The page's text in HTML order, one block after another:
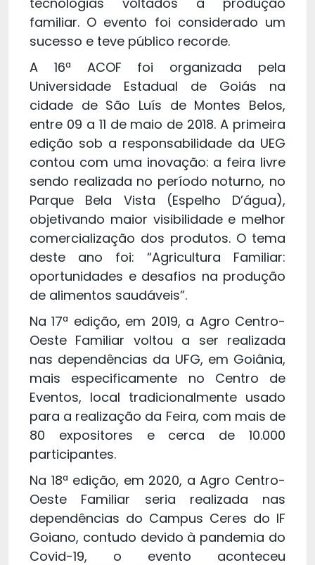
familiar. O evento foi considerado um
sucesso e teve público recorde.
A 16ª ACOF foi organizada pela
Universidade Estadual de Goiás na
cidade de São Luís de Montes Belos,
entre 09 a 11 de maio de 2018. A primeira
edição sob a responsabilidade da UEG
contou com uma inovação: a feira livre
sendo realizada no período noturno, no
Parque Bela Vista (Espelho D’água),
objetivando maior visibilidade e melhor
comercialização dos produtos. O tema
deste ano foi: “Agricultura Familiar:
oportunidades e desafios na produção
de alimentos saudáveis”.
Na 17ª edição, em 2019, a Agro Centro-
Oeste Familiar voltou a ser realizada
nas dependências da UFG, em Goiânia,
mais especificamente no Centro de
Eventos, local tradicionalmente usado
para a realização da Feira, com mais de
80 expositores e cerca de 10.000
participantes.
Na 18ª edição, em 2020, a Agro Centro-
Oeste Familiar seria realizada nas
dependências do Campus Ceres do IF
Goiano, contudo devido à pandemia do
Covid-19, o evento aconteceu